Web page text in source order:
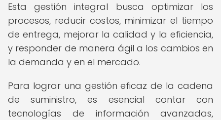
Esta gestión integral busca optimizar los
procesos, reducir costos, minimizar el tiempo
de entrega, mejorar la calidad y la eficiencia,
y responder de manera ágil a los cambios en
la demanda y en el mercado.
Para lograr una gestión eficaz de la cadena
de suministro, es esencial contar con
tecnologías de información avanzadas,